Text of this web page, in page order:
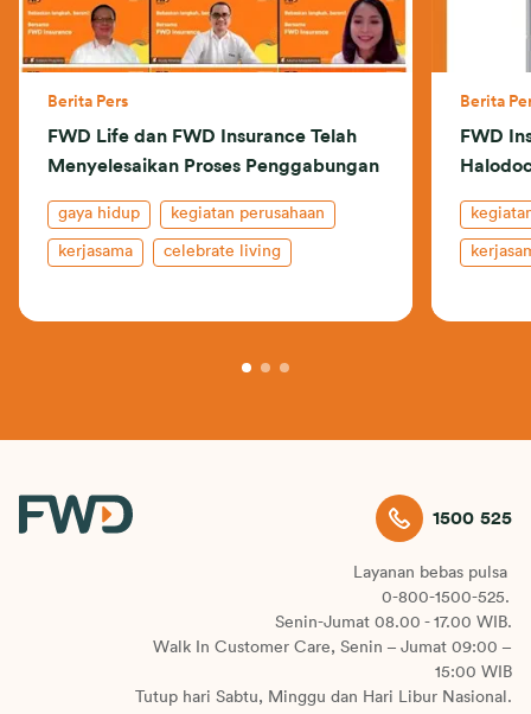
Berita Pers
FWD Life dan FWD Insurance Telah
Menyelesaikan Proses Penggabungan
gaya hidup kegiatan perusahaan
kerjasama celebrate living
Berita
FWD
1500 525
Layanan bebas pulsa
0-800-1500-525.
Senin-Jumat 08.00 - 17.00 WIB.
Walk In Customer Care, Senin – Jumat 09:00 –
15:00 WIB
Tutup hari Sabtu, Minggu dan Hari Libur Nasional.